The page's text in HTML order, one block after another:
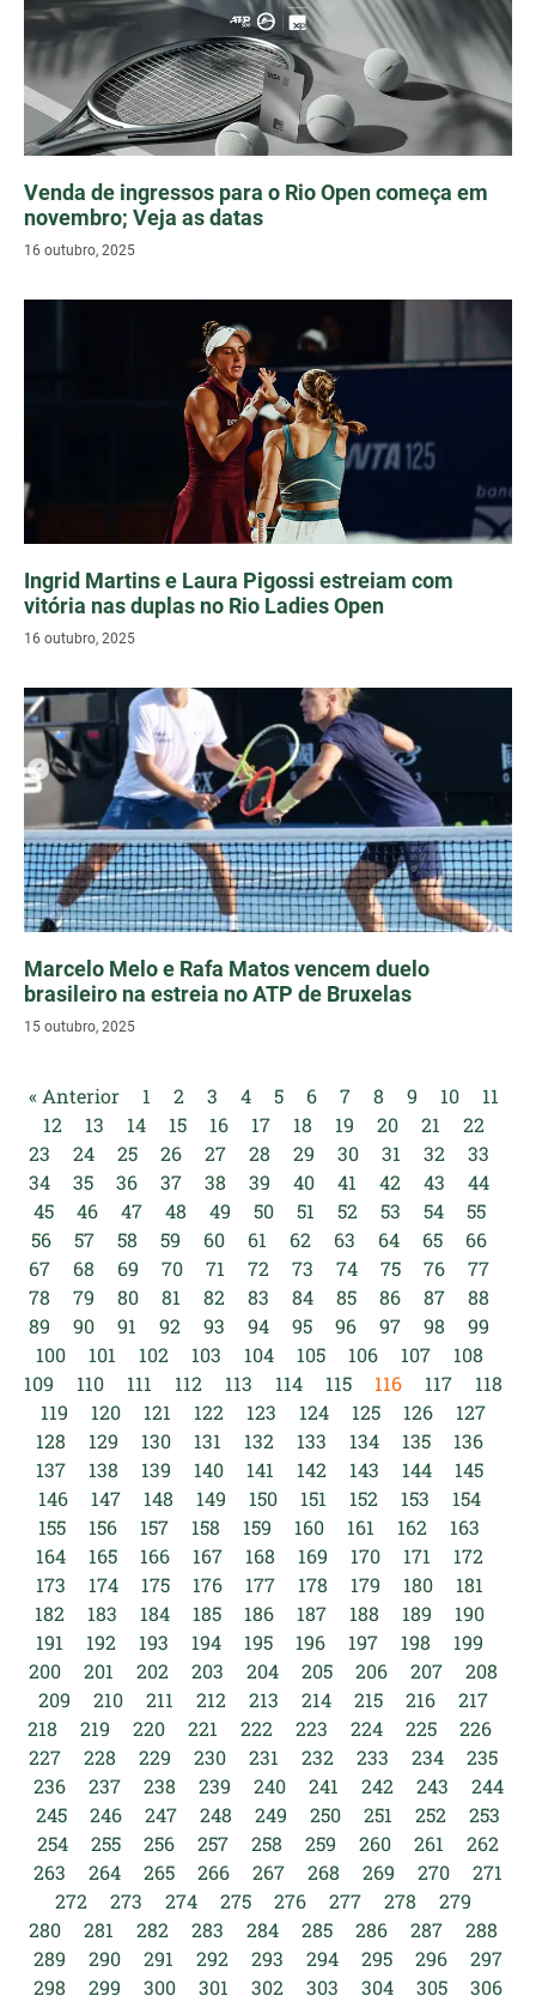
Venda de ingressos para o Rio Open começa em
novembro; Veja as datas
16 outubro, 2025
Ingrid Martins e Laura Pigossi estreiam com
vitória nas duplas no Rio Ladies Open
16 outubro, 2025
Marcelo Melo e Rafa Matos vencem duelo
brasileiro na estreia no ATP de Bruxelas
15 outubro, 2025
« Anterior 1 2 3 4 5 6 7 8 9 10
11
12
13 14 15 16 17 18 19 20 21
22
23
24 25 26 27 28 29 30 31 32
33
34
35 36 37 38 39 40 41 42 43
44
45
46 47 48 49 50 51 52 53 54
55
56
57 58 59 60 61 62 63 64 65
66
67
68 69 70 71 72 73 74 75 76
77
78
79 80 81 82 83 84 85 86 87
88
89
90 91 92 93 94 95 96 97 98
99
100
101 102 103 104 105 106 107
108
109
110 111 112 113 114 115 116 117
118
119
120 121 122 123 124 125 126
127
128
129 130 131 132 133 134 135
136
137
138 139 140 141 142 143 144
145
146
147 148 149 150 151 152 153
154
155
156 157 158 159 160 161 162
163
164
165 166 167 168 169 170 171
172
173
174 175 176 177 178 179 180
181
182
183 184 185 186 187 188 189
190
191
192 193 194 195 196 197 198
199
200
201 202 203 204 205 206 207
208
209
210 211 212 213 214 215 216
217
218
219 220 221 222 223 224 225
226
227
228 229 230 231 232 233 234
235
236
237 238 239 240 241 242 243
244
245
246 247 248 249 250 251 252
253
254
255 256 257 258 259 260 261
262
263
264 265 266 267 268 269 270
271
272
273 274 275 276 277 278
279
280
281 282 283 284 285 286 287
288
289
290 291 292 293 294 295 296
297
298
299 300 301 302 303 304 305
306